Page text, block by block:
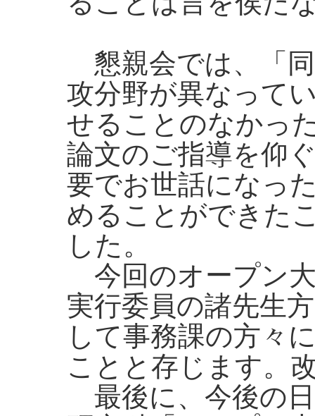
懇親会では、「
攻分野が異なって
せることのなかっ
論文のご指導を仰
要でお世話になっ
めることができた
した。
今回のオープン
実行委員の諸先生
して事務課の方々
ことと存じます。
最後に、今後の